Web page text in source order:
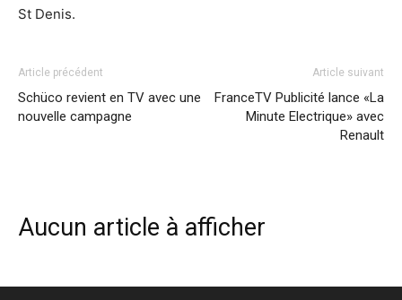
St Denis.
Article précédent
Schüco revient en TV avec une
nouvelle campagne
Article suivant
FranceTV Publicité lance «La
Minute Electrique» avec
Renault
Aucun article à afficher